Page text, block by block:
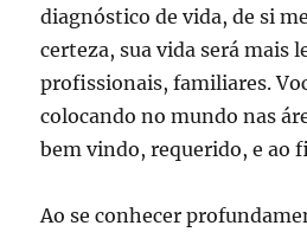
diagnóstico de vida, de si
certeza, sua vida será mais
profissionais, familiares.
colocando no mundo nas
bem vindo, requerido, e ao
Ao se conhecer